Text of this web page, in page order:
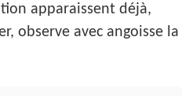
apparaissent déjà,
observe avec angoisse la